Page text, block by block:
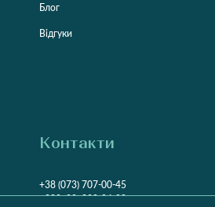
Блог
Відгуки
Контакти
+38 (073) 707-00-45
+380 (99) 302-84-98